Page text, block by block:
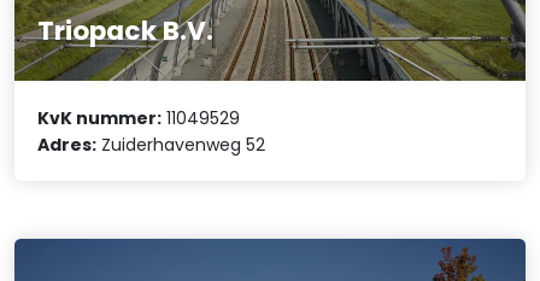
Triopack B.V.
KvK nummer: 11049529
Adres: Zuiderhavenweg 52